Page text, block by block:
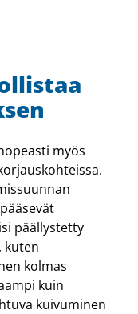
myös
päällystetty
kuten
kolmas
kuin
kuivuminen